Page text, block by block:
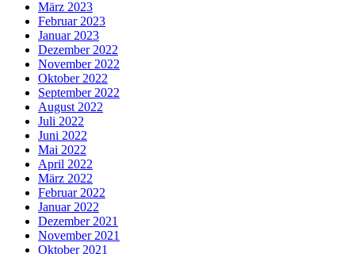
März 2023
Februar 2023
Januar 2023
Dezember 2022
November 2022
Oktober 2022
September 2022
August 2022
Juli 2022
Juni 2022
Mai 2022
April 2022
März 2022
Februar 2022
Januar 2022
Dezember 2021
November 2021
Oktober 2021